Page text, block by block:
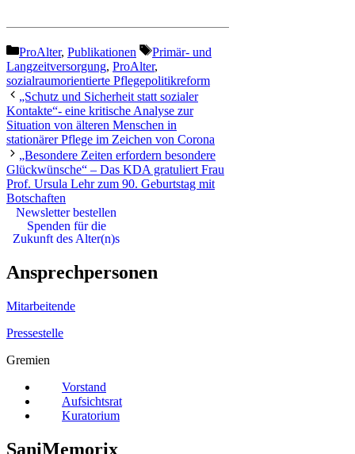
Kategorien
ProAlter, Publikationen Schlagwörter
Primär- und
Langzeitversorgung, ProAlter,
sozialraumorientierte Pflegepolitikreform
„Schutz und Sicherheit statt sozialer
Kontakte“- eine kritische Analyse zur
Situation von älteren Menschen in
stationärer Pflege im Zeichen von Corona
„Besondere Zeiten erfordern besondere
Glückwünsche“ – Das KDA gratuliert Frau
Prof. Ursula Lehr zum 90. Geburtstag mit
Botschaften
Newsletter bestellen
Spenden für die
Zukunft des Alter(n)s
Ansprechpersonen
Mitarbeitende
Pressestelle
Gremien
Vorstand
Aufsichtsrat
Kuratorium
SaniMemorix